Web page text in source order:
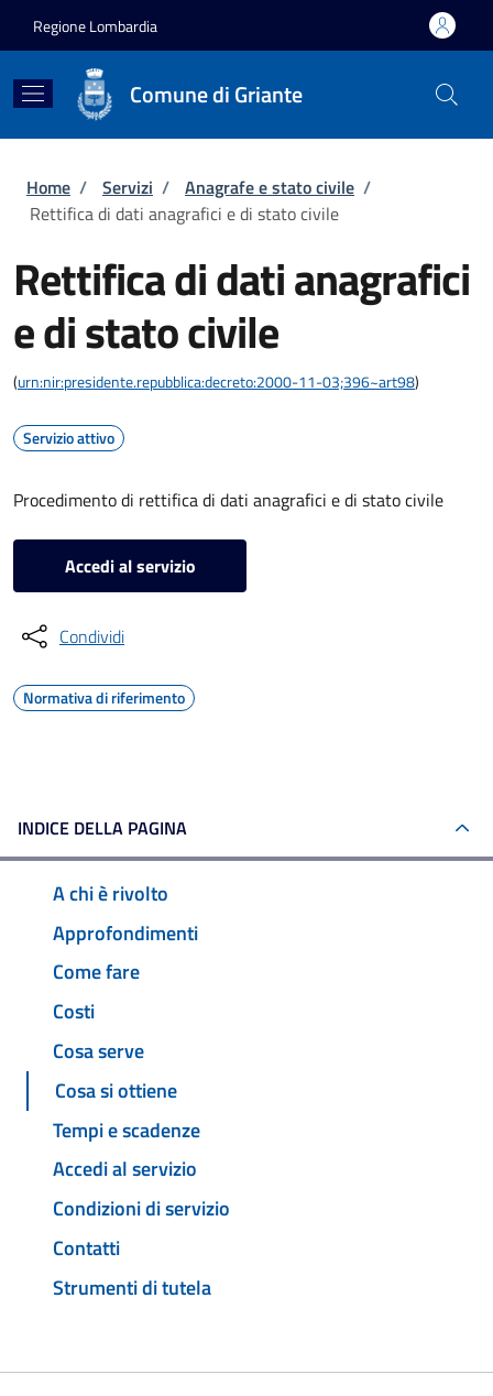
Regione Lombardia
Comune di Griante
Briciole di pane
Home / Servizi / Anagrafe e stato civile /
Rettifica di dati anagrafici e di stato civile
Rettifica di dati anagrafici
e di stato civile
(urn:nir:presidente.repubblica:decreto:2000-11-03;396~art98)
Servizio attivo
Procedimento di rettifica di dati anagrafici e di stato civile
Accedi al servizio
Condividi
Normativa di riferimento
INDICE DELLA PAGINA
A chi è rivolto
Approfondimenti
Come fare
Costi
Cosa serve
Cosa si ottiene
Tempi e scadenze
Accedi al servizio
Condizioni di servizio
Contatti
Strumenti di tutela